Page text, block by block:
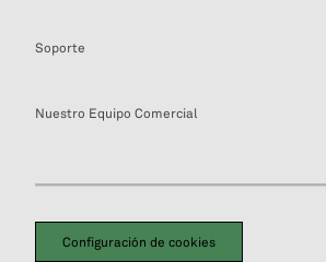
Soporte
Nuestro Equipo Comercial
Configuración de cookies